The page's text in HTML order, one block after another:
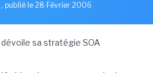
, publié le 28 Février 2006